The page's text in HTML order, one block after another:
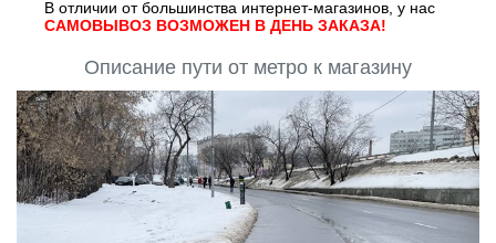
В отличии от большинства интернет-магазинов, у нас
САМОВЫВОЗ ВОЗМОЖЕН В ДЕНЬ ЗАКАЗА!
Описание пути от метро к магазину